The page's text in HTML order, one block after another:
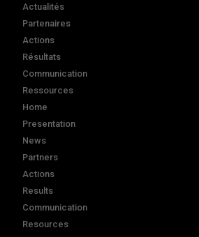
Actualités
Partenaires
Actions
Résultats
Communication
Ressources
Home
Presentation
News
Partners
Actions
Results
Communication
Resources